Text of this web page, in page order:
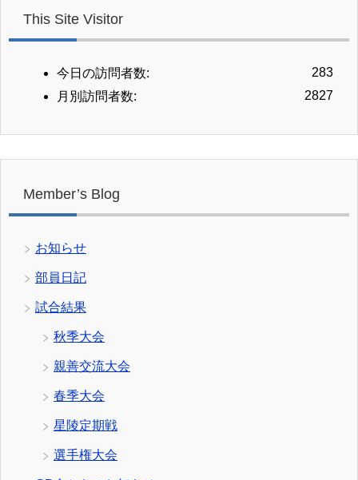
This Site Visitor
283
今日の訪問者数:
2827
月別訪問者数:
Member’s Blog
お知らせ
部員日記
試合結果
秋季大会
親善交流大会
春季大会
星陵定期戦
選手権大会